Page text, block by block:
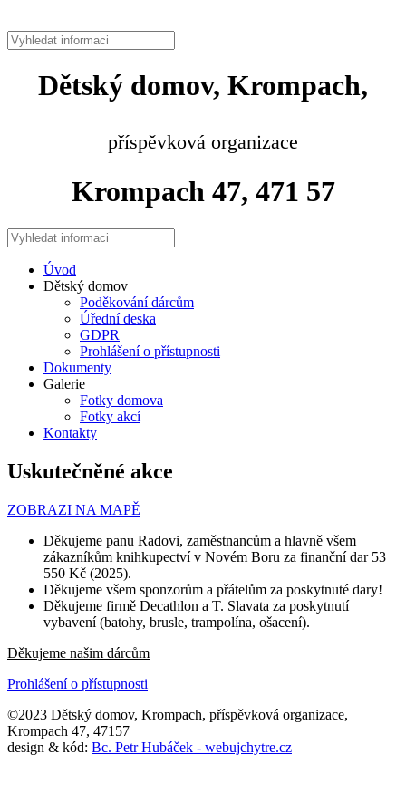
Dětský domov, Krompach,
příspěvková organizace
Krompach 47, 471 57
Úvod
Dětský domov
Poděkování dárcům
Úřední deska
GDPR
Prohlášení o přístupnosti
Dokumenty
Galerie
Fotky domova
Fotky akcí
Kontakty
Uskutečněné akce
ZOBRAZI NA MAPĚ
Děkujeme panu Radovi, zaměstnancům a hlavně všem
zákazníkům knihkupectví v Novém Boru za finanční dar 53
550 Kč (2025).
Děkujeme všem sponzorům a přátelům za poskytnuté dary!
Děkujeme firmě Decathlon a T. Slavata za poskytnutí
vybavení (batohy, brusle, trampolína, ošacení).
Děkujeme našim dárcům
Prohlášení o přístupnosti
©2023 Dětský domov, Krompach, příspěvková organizace,
Krompach 47, 47157
design & kód: Bc. Petr Hubáček - webujchytre.cz